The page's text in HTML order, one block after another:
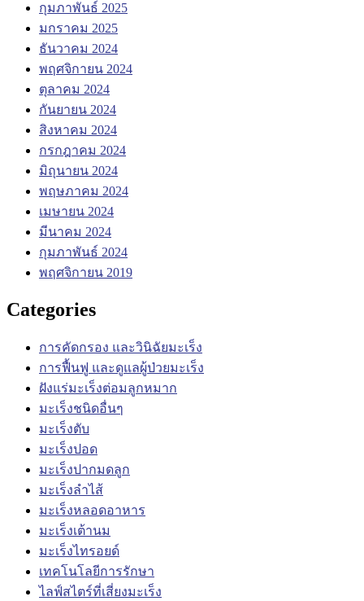
กุมภาพันธ์ 2025
มกราคม 2025
ธันวาคม 2024
พฤศจิกายน 2024
ตุลาคม 2024
กันยายน 2024
สิงหาคม 2024
กรกฎาคม 2024
มิถุนายน 2024
พฤษภาคม 2024
เมษายน 2024
มีนาคม 2024
กุมภาพันธ์ 2024
พฤศจิกายน 2019
Categories
การคัดกรอง และวินิฉัยมะเร็ง
การฟื้นฟู และดูแลผู้ป่วยมะเร็ง
ฝังแร่มะเร็งต่อมลูกหมาก
มะเร็งชนิดอื่นๆ
มะเร็งตับ
มะเร็งปอด
มะเร็งปากมดลูก
มะเร็งลำไส้
มะเร็งหลอดอาหาร
มะเร็งเต้านม
มะเร็งไทรอยด์
เทคโนโลยีการรักษา
ไลฟ์สไตร์ที่เสี่ยงมะเร็ง